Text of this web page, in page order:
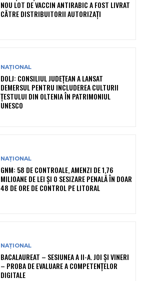
NOU LOT DE VACCIN ANTIRABIC A FOST LIVRAT
CĂTRE DISTRIBUITORII AUTORIZAȚI
NAȚIONAL
DOLJ: CONSILIUL JUDEȚEAN A LANSAT
DEMERSUL PENTRU INCLUDEREA CULTURII
ȚESTULUI DIN OLTENIA ÎN PATRIMONIUL
UNESCO
NAȚIONAL
GNM: 58 DE CONTROALE, AMENZI DE 1,76
MILIOANE DE LEI ȘI O SESIZARE PENALĂ ÎN DOAR
48 DE ORE DE CONTROL PE LITORAL
NAȚIONAL
BACALAUREAT – SESIUNEA A II-A. JOI ȘI VINERI
– PROBA DE EVALUARE A COMPETENȚELOR
DIGITALE